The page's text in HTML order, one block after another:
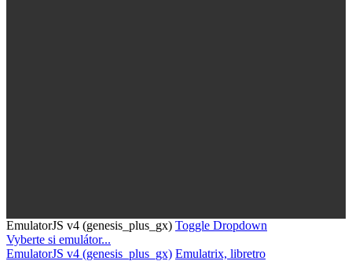
EmulatorJS v4 (genesis_plus_gx) Toggle Dropdown
Vyberte si emulátor...
EmulatorJS v4 (genesis_plus_gx) Emulatrix, libretro